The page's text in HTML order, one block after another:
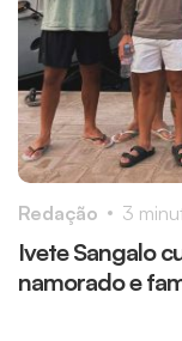
Ivete Sangalo
namorado e
Redação 3